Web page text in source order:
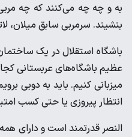
به و چه چه می‌کنند که چه مربی
بنشیند. سرمربی سابق میلان،
باشگاه استقلال در یک
عظیم باشگاه‌های عربستانی
میزبانی کنیم. باید به دوبی
انتظار پیروزی یا حتی کسب
النصر قدرتمند است و دارای